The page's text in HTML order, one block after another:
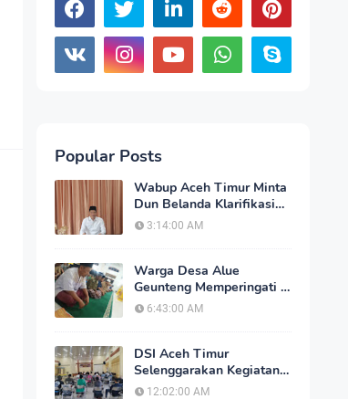
Popular Posts
Wabup Aceh Timur Minta
Dun Belanda Klarifikasi
Dalam 2x24 Jam, Jika
3:14:00 AM
Warga Desa Alue
Geunteng Memperingati 1
Muharram, Dengan Do'a
6:43:00 AM
DSI Aceh Timur
Selenggarakan Kegiatan
Peningkatan Kualitas
12:02:00 AM